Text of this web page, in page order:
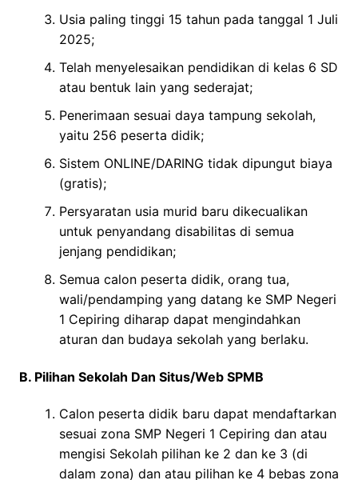
Usia paling tinggi 15 tahun pada tanggal 1 Juli
2025;
Telah menyelesaikan pendidikan di kelas 6 SD
atau bentuk lain yang sederajat;
Penerimaan sesuai daya tampung sekolah,
yaitu 256 peserta didik;
Sistem ONLINE/DARING tidak dipungut biaya
(gratis);
Persyaratan usia murid baru dikecualikan
untuk penyandang disabilitas di semua
jenjang pendidikan;
Semua calon peserta didik, orang tua,
wali/pendamping yang datang ke SMP Negeri
1 Cepiring diharap dapat mengindahkan
aturan dan budaya sekolah yang berlaku.
B. Pilihan Sekolah Dan Situs/Web SPMB
Calon peserta didik baru dapat mendaftarkan
sesuai zona SMP Negeri 1 Cepiring dan atau
mengisi Sekolah pilihan ke 2 dan ke 3 (di
dalam zona) dan atau pilihan ke 4 bebas zona